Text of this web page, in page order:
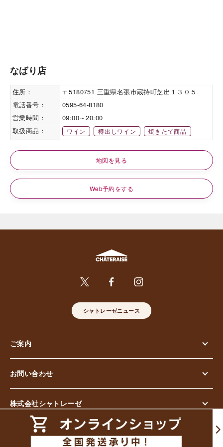
なばり店
住所：
〒5180751 三重県名張市蔵持町芝出１３０５
電話番号：
0595-64-8180
営業時間：
09:00～20:00
取扱商品：
ワイン 樽出しワイン 焼きたて商品
地図を見る
Web予約をする
シャトレーゼニュース
ご案内
お問い合わせ
株式会社シャトレーゼ
© Chateraise Co.,Ltd. All Rights Reserved.